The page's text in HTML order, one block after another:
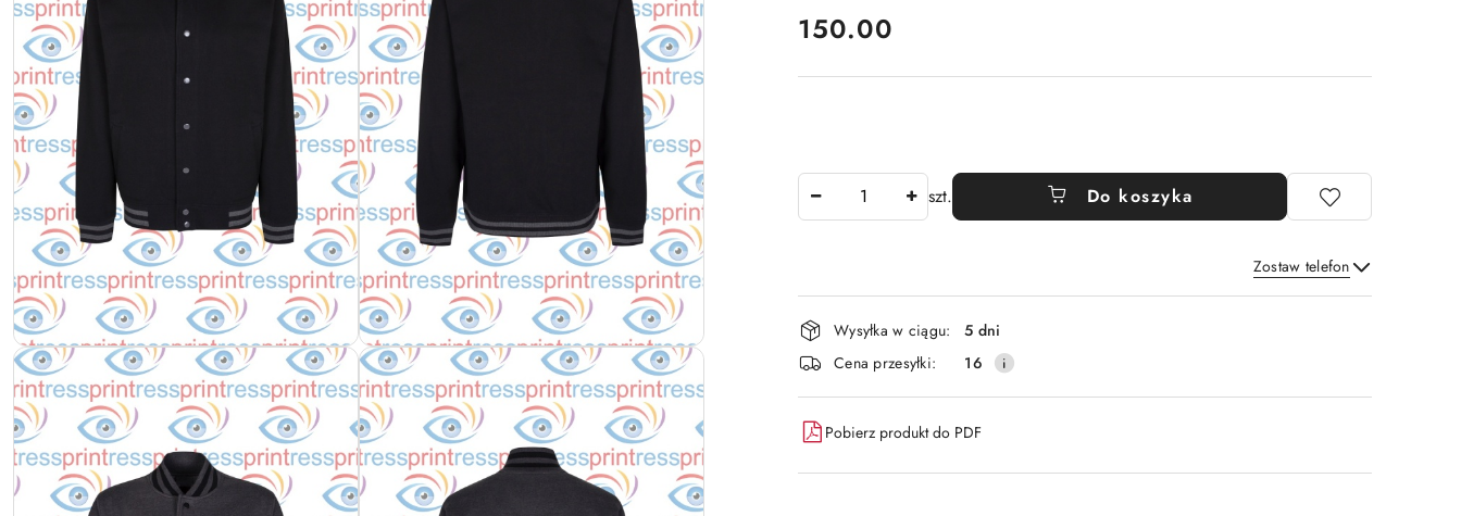
cena:
150.00
szt. Do koszyka
Zostaw telefon
Wyślij
Dostępność
i
dostawa
Wysyłka w ciągu:
5 dni
Cena przesyłki:
16
Pobierz produkt do PDF